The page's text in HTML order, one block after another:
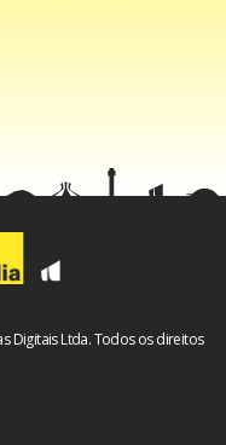
construiu
segundo a qual o
Digitais Ltda. Todos os direitos